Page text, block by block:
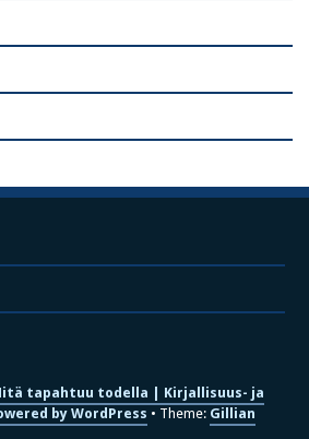
tapahtuu todella | Kirjallisuus- ja
by WordPress Theme: Gillian